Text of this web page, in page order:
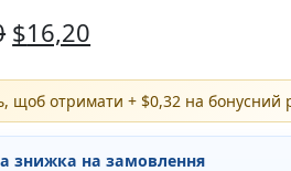
На День Валентина
для дорослих
Українська класика
Сучасна українська проза
Світова класика
$16,20
щоб отримати + $0,32 на бонусний
знижка на замовлення